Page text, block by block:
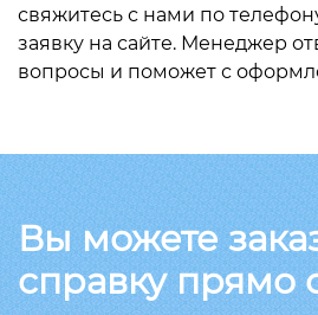
свяжитесь с нами по
заявку на сайте. Менеджер
вопросы и поможет с
Вы можете
справку прямо